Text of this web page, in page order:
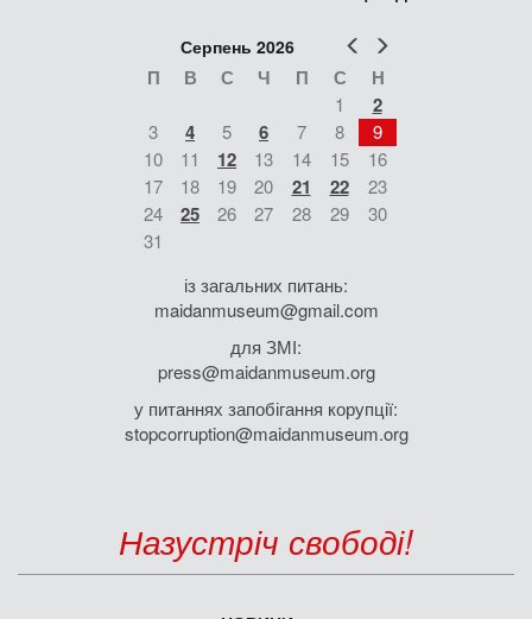
Попер
Серпень 2026
П В С Ч П С Н
1 2
3 4 5 6 7 8
9
10
11 12 13 14 15
16
17
18 19 20 21 22
23
24
25 26 27 28 29
30
31
із загальних питань:
maidanmuseum@gmail.com
для ЗМІ:
press@maidanmuseum.org
у питаннях запобігання корупції:
stopcorruption@maidanmuseum.org
Назустріч свободі!